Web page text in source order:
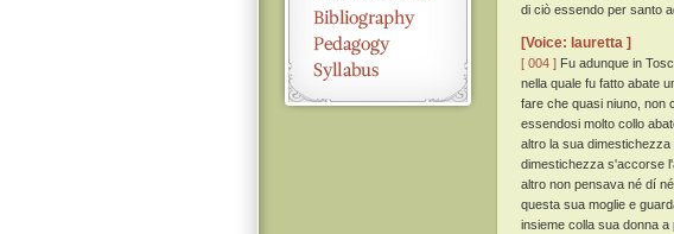
di ciò essendo per santo
[Voice: lauretta ]
[ 004 ] Fu adunque in
nella quale fu fatto abate
fare che quasi niuno, non
essendosi molto collo
altro la sua
dimestichezza s'accorse
altro non pensava né dí né
questa sua moglie e
insieme colla sua donna